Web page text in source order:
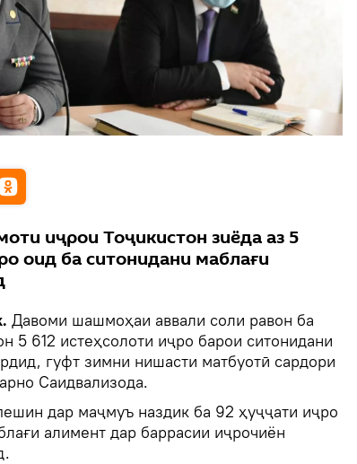
иҷрои Тоҷикистон зиёда аз 5
оид ба ситонидани маблағи
Давоми шашмоҳаи аввали соли равон ба
5 612 истеҳсолоти иҷро барои ситонидани
гуфт зимни нишасти матбуотӣ сардори
Саидвализода.
дар маҷмуъ наздик ба 92 ҳуҷҷати иҷро
алимент дар баррасии иҷрочиён